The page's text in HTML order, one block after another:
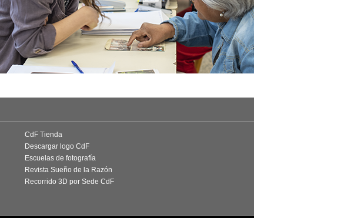
CdF Tienda
Descargar logo CdF
Escuelas de fotografía
Revista Sueño de la Razón
Recorrido 3D por Sede CdF